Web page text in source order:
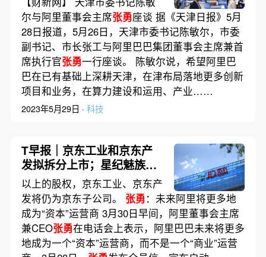
合”；微软起诉英国反垄断机
构
尔与阿里董事会主席张勇座谈 据《天津日报》5月
28日报道，5月26日，天津市委书记陈敏尔，市委
副书记、市长张工与阿里巴巴集团董事会主席兼首
席执行官张勇一行座谈。 陈敏尔说，希望阿里巴
巴在已有基础上深耕天津，在津布局落地更多创新
项目和业务，在算力建设和运用、产业……
2023年5月29日 · 科技
T早报｜京东工业和京东产
发拟拆分上市；星纪魅族首
发手机；张勇称阿里将成为
“资本”运营商
以上的股权，京东工业、京东产
发将仍为京东子公司。 张勇：未来阿里将更多地
成为“资本”运营商 3月30日早间，阿里董事会主席
兼CEO张勇在电话会上表示，阿里巴巴未来将更多
地成为一个“资本”运营商，而不是一个“商业”运营